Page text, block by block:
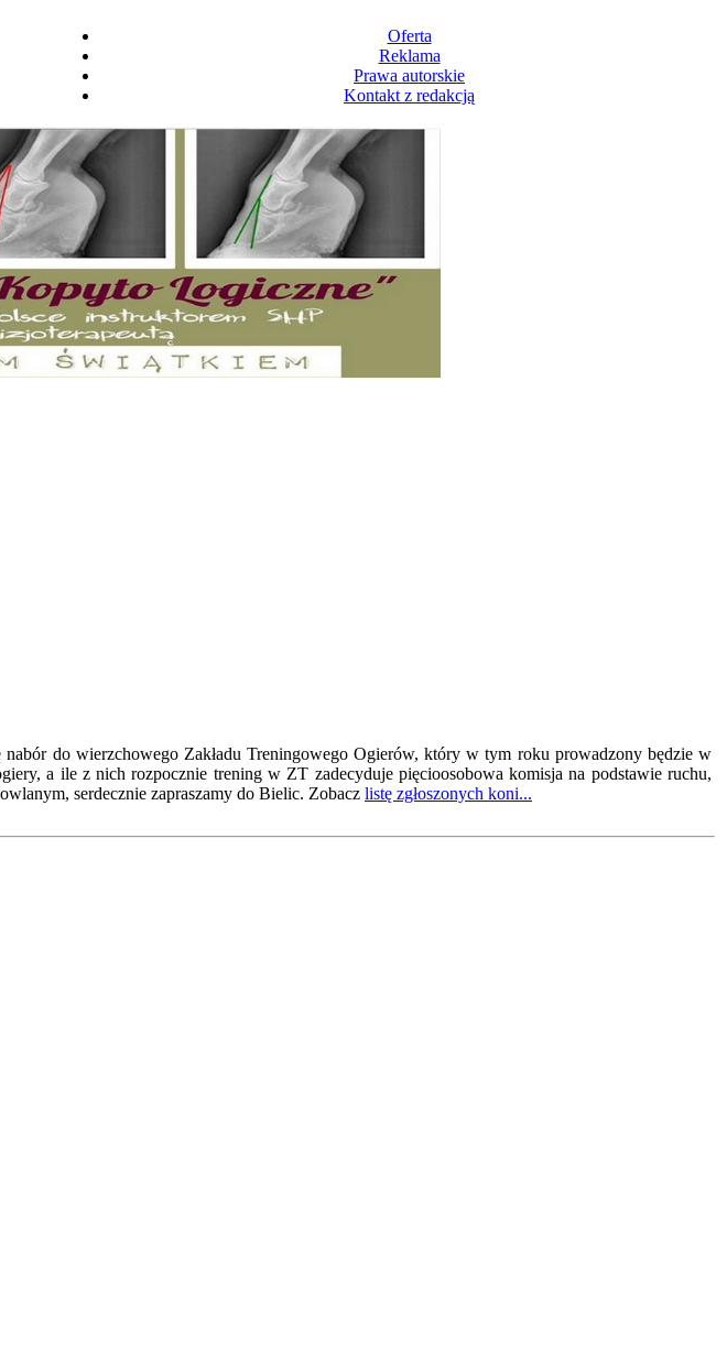
Oferta
Reklama
Prawa autorskie
Kontakt z redakcją
do wierzchowego Zakładu Treningowego Ogierów, który w tym roku prowadzony będzie w
a ile z nich rozpocznie trening w ZT zadecyduje pięcioosobowa komisja na podstawie ruchu,
serdecznie zapraszamy do Bielic. Zobacz listę zgłoszonych koni...